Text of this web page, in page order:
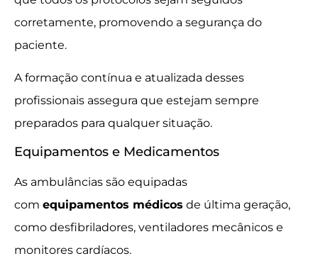
corretamente, promovendo a segurança do
paciente.
A formação contínua e atualizada desses
profissionais assegura que estejam sempre
preparados para qualquer situação.
Equipamentos e Medicamentos
As ambulâncias são equipadas
com equipamentos médicos de última geração,
como desfibriladores, ventiladores mecânicos e
monitores cardíacos.